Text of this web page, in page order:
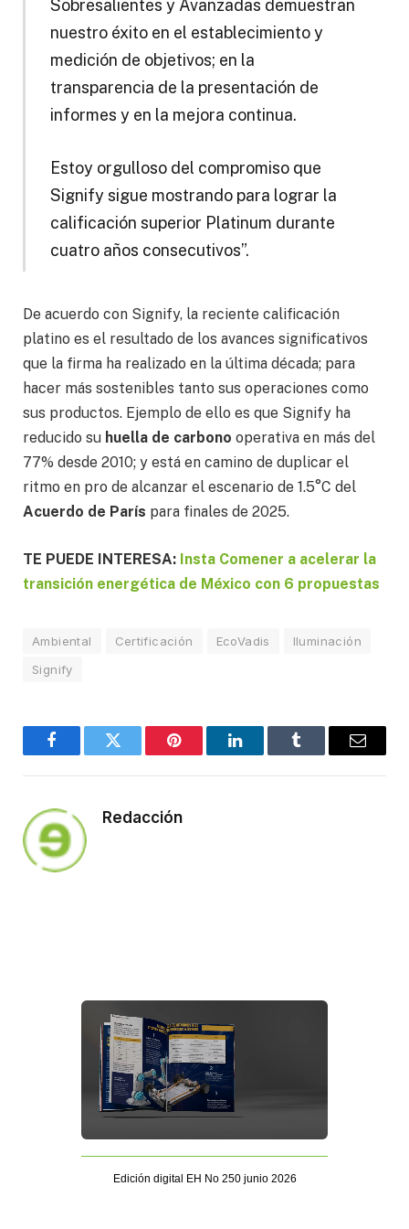
Sobresalientes y Avanzadas demuestran
nuestro éxito en el establecimiento y
medición de objetivos; en la
transparencia de la presentación de
informes y en la mejora continua.
Estoy orgulloso del compromiso que
Signify sigue mostrando para lograr la
calificación superior Platinum durante
cuatro años consecutivos”.
De acuerdo con Signify, la reciente calificación
platino es el resultado de los avances significativos
que la firma ha realizado en la última década; para
hacer más sostenibles tanto sus operaciones como
sus productos. Ejemplo de ello es que Signify ha
reducido su huella de carbono operativa en más del
77% desde 2010; y está en camino de duplicar el
ritmo en pro de alcanzar el escenario de 1.5°C del
Acuerdo de París para finales de 2025.
TE PUEDE INTERESA: Insta Comener a acelerar la
transición energética de México con 6 propuestas
Ambiental Certificación EcoVadis
Iluminación
Signify
FacebookTwitter Pinterest LinkedInTumblr Email
Redacción
Edición digital EH No 250 junio 2026